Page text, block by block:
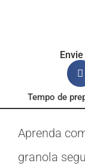
Tempo de
Aprenda
granola